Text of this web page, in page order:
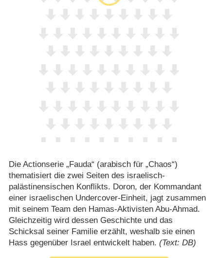
Die Actionserie „Fauda“ (arabisch für „Chaos“)
thematisiert die zwei Seiten des israelisch-
palästinensischen Konflikts. Doron, der Kommandant
einer israelischen Undercover-Einheit, jagt zusammen
mit seinem Team den Hamas-Aktivisten Abu-Ahmad.
Gleichzeitig wird dessen Geschichte und das
Schicksal seiner Familie erzählt, weshalb sie einen
Hass gegenüber Israel entwickelt haben. (Text: DB)